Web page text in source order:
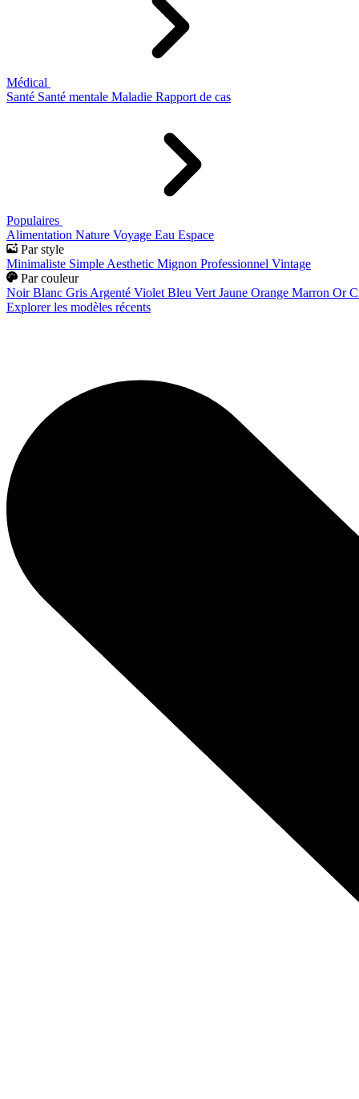
Médical
Santé Santé mentale Maladie Rapport de cas
Populaires
Alimentation Nature Voyage Eau Espace
Par style
Minimaliste Simple Aesthetic Mignon Professionnel Vintage
Par couleur
Noir Blanc Gris Argenté Violet Bleu Vert Jaune Orange Marron Or
Explorer les modèles récents